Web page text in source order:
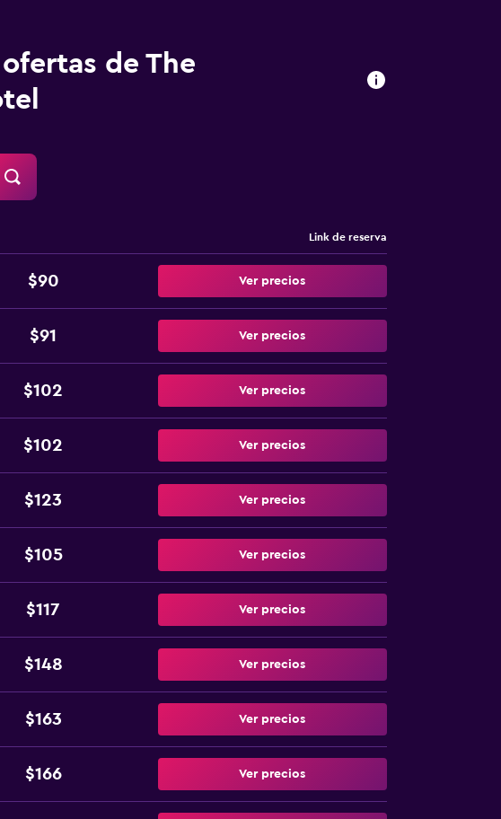
de The
Link de reserva
$90 Ver precios
$91 Ver precios
$102 Ver precios
$102 Ver precios
$123 Ver precios
$105 Ver precios
$117 Ver precios
$148 Ver precios
$163 Ver precios
$166 Ver precios